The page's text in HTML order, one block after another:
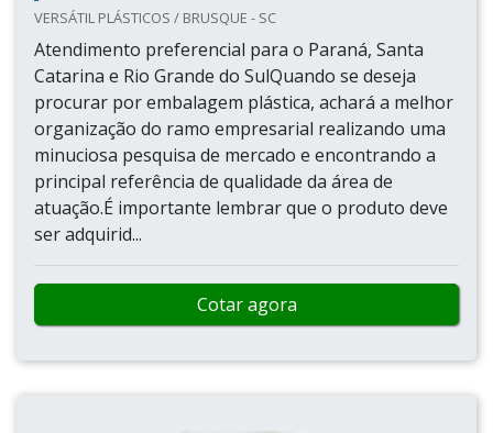
VERSÁTIL PLÁSTICOS / BRUSQUE - SC
Atendimento preferencial para o Paraná, Santa
Catarina e Rio Grande do SulQuando se deseja
procurar por embalagem plástica, achará a melhor
organização do ramo empresarial realizando uma
minuciosa pesquisa de mercado e encontrando a
principal referência de qualidade da área de
atuação.É importante lembrar que o produto deve
ser adquirid...
Cotar agora